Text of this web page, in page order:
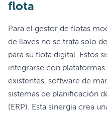
flota
Para el gestor de flotas
de llaves no se trata solo
para su flota digital. Estos
integrarse con
existentes, software de
sistemas de planificación
(ERP). Esta sinergia crea